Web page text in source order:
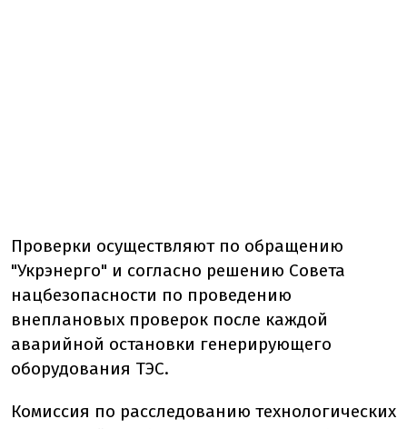
Проверки осуществляют по обращению
"Укрэнерго" и согласно решению Совета
нацбезопасности по проведению
внеплановых проверок после каждой
аварийной остановки генерирующего
оборудования ТЭС.
Комиссия по расследованию технологических